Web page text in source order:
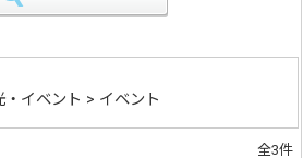
・イベント > イベント
全3件